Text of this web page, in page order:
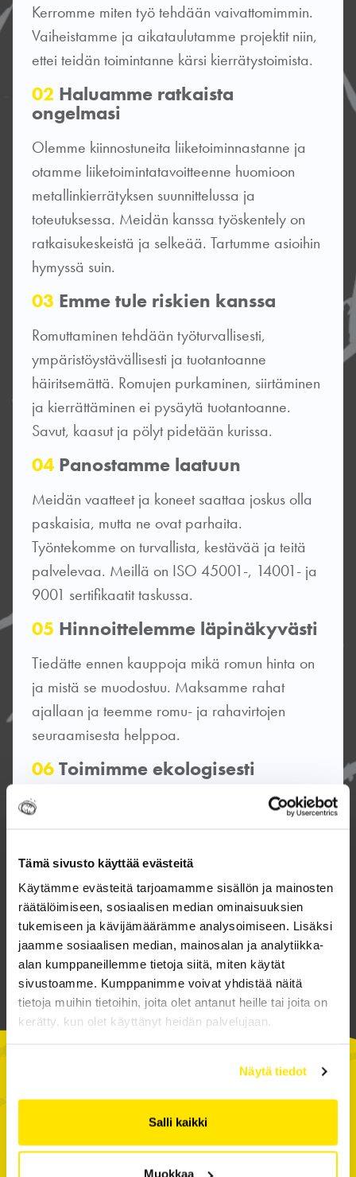
Tämä sivusto käyttää evästeitä
Käytämme evästeitä tarjoamamme sisällön ja mainosten
räätälöimiseen, sosiaalisen median ominaisuuksien
tukemiseen ja kävijämäärämme analysoimiseen. Lisäksi
jaamme sosiaalisen median, mainosalan ja analytiikka-
alan kumppaneillemme tietoja siitä, miten käytät
sivustoamme. Kumppanimme voivat yhdistää näitä
tietoja muihin tietoihin, joita olet antanut heille tai joita on
kerätty, kun olet käyttänyt heidän palvelujaan.
Näytä tiedot
Salli kaikki
Muokkaa
Kerromme miten työ tehdään vaivattomimmin.
Vaiheistamme ja aikataulutamme projektit niin,
ettei teidän toimintanne kärsi kierrätystoimista.
02 Haluamme ratkaista
ongelmasi
Olemme kiinnostuneita liiketoiminnastanne ja
otamme liiketoimintatavoitteenne huomioon
metallinkierrätyksen suunnittelussa ja
toteutuksessa. Meidän kanssa työskentely on
ratkaisukeskeistä ja selkeää. Tartumme asioihin
hymyssä suin.
03 Emme tule riskien kanssa
Romuttaminen tehdään työturvallisesti,
ympäristöystävällisesti ja tuotantoanne
häiritsemättä. Romujen purkaminen, siirtäminen
ja kierrättäminen ei pysäytä tuotantoanne.
Savut, kaasut ja pölyt pidetään kurissa.
04 Panostamme laatuun
Meidän vaatteet ja koneet saattaa joskus olla
paskaisia, mutta ne ovat parhaita.
Työntekomme on turvallista, kestävää ja teitä
palvelevaa. Meillä on ISO 45001-, 14001- ja
9001 sertifikaatit taskussa.
05 Hinnoittelemme läpinäkyvästi
Tiedätte ennen kauppoja mikä romun hinta on
ja mistä se muodostuu. Maksamme rahat
ajallaan ja teemme romu- ja rahavirtojen
seuraamisesta helppoa.
06Toimimme ekologisesti
Olemme kierrätyskumppani, jonka voi
ekologisesti ja eettisesti kaikkien mahdollisten
pykälien mukaan. Todistuksena tästä meillä on
ISO 14001-sertifikaatti.
Soita Yhteystiedot
Romua myyneenä hyvän ja palveluattiin palvelun
olen saanut vähintäänkin kilpailukykyiseen hintaan.
Asiakas kohdattiin asiakkaana ja homma toimi